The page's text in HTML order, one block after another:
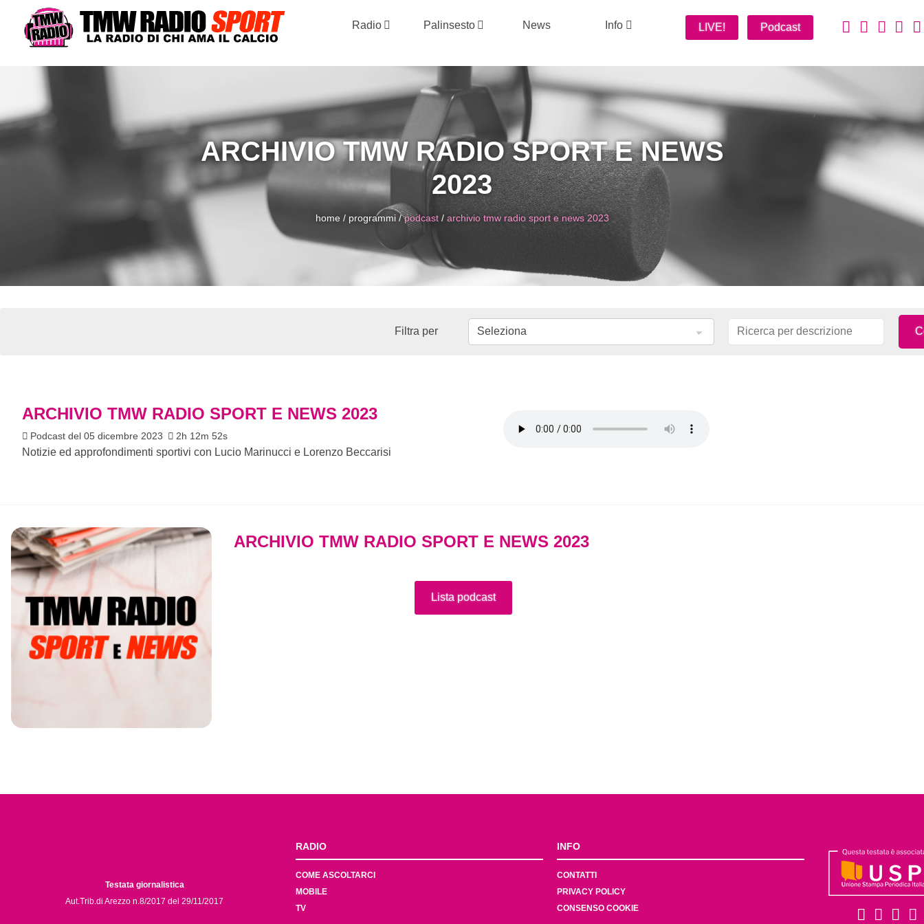
Radio Palinsesto News Info LIVE! Podcast
ARCHIVIO TMW RADIO SPORT E NEWS
2023
home / programmi/podcast/ archivio tmw radio sport e news 2023
Filtra per
ARCHIVIO TMW RADIO SPORT E NEWS 2023
Podcast del 05 dicembre 2023 2h 12m 52s
Notizie ed approfondimenti sportivi con Lucio Marinucci e Lorenzo Beccarisi
ARCHIVIO TMW RADIO SPORT E NEWS 2023
Lista podcast
Testata giornalistica
Aut.Trib.di Arezzo n.8/2017 del 29/11/2017
RADIO
COME ASCOLTARCI
MOBILE
TV
INFO
CONTATTI
PRIVACY POLICY
CONSENSO COOKIE